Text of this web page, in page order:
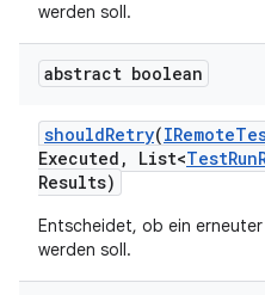
werden soll.
abstract boolean
shouldRetry(IRemote
Executed , List<TestRun
Results)
Entscheidet, ob ein
werden soll.